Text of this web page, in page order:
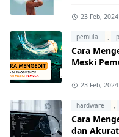
23 Feb, 2024
pemula ,
Cara
Meski
23 Feb, 2024
hardware ,
Cara
dan